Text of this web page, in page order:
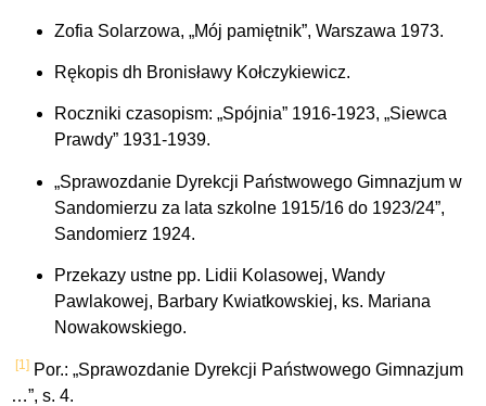
Zofia Solarzowa, „Mój pamiętnik”, Warszawa 1973.
Rękopis dh Bronisławy Kołczykiewicz.
Roczniki czasopism: „Spójnia” 1916-1923, „Siewca
Prawdy” 1931-1939.
„Sprawozdanie Dyrekcji Państwowego Gimnazjum w
Sandomierzu za lata szkolne 1915/16 do 1923/24”,
Sandomierz 1924.
Przekazy ustne pp. Lidii Kolasowej, Wandy
Pawlakowej, Barbary Kwiatkowskiej, ks. Mariana
Nowakowskiego.
[1] Por.: „Sprawozdanie Dyrekcji Państwowego Gimnazjum
…”, s. 4.